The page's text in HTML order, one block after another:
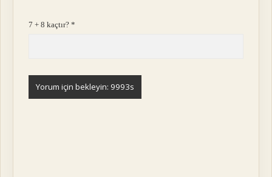
7 + 8 kaçtır?*